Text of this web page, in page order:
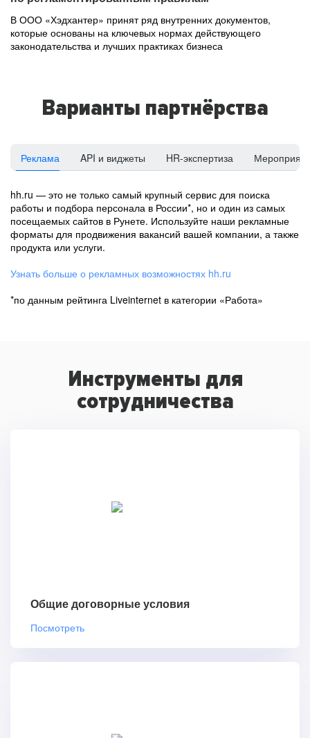
В ООО «Хэдхантер» принят ряд внутренних документов,
которые основаны на ключевых нормах действующего
законодательства и лучших практиках бизнеса
Варианты партнёрства
Реклама API и виджеты HR-экспертиза
hh.ru — это не только самый крупный сервис для поиска
работы и подбора персонала в России*, но и один из самых
посещаемых сайтов в Рунете. Используйте наши рекламные
форматы для продвижения вакансий вашей компании, а также
продукта или услуги.
Узнать больше о рекламных возможностях hh.ru
*по данным рейтинга Liveinternet в категории «Работа»
Инструменты для
сотрудничества
Общие договорные условия
Посмотреть